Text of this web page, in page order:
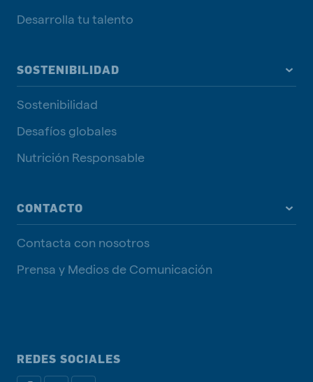
Desarrolla tu talento
SOSTENIBILIDAD
Sostenibilidad
Desafíos globales
Nutrición Responsable
CONTACTO
Contacta con nosotros
Prensa y Medios de Comunicación
REDES SOCIALES